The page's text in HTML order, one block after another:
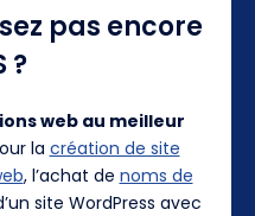
pas encore
?
web au meilleur
la création de site
, l’achat de noms de
site WordPress avec